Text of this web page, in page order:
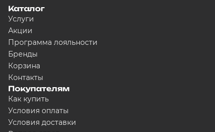
Каталог
Услуги
Акции
Программа лояльности
Бренды
Корзина
Контакты
Покупателям
Как купить
Условия оплаты
Условия доставки